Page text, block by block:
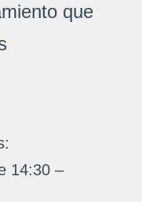
que
14:30 –